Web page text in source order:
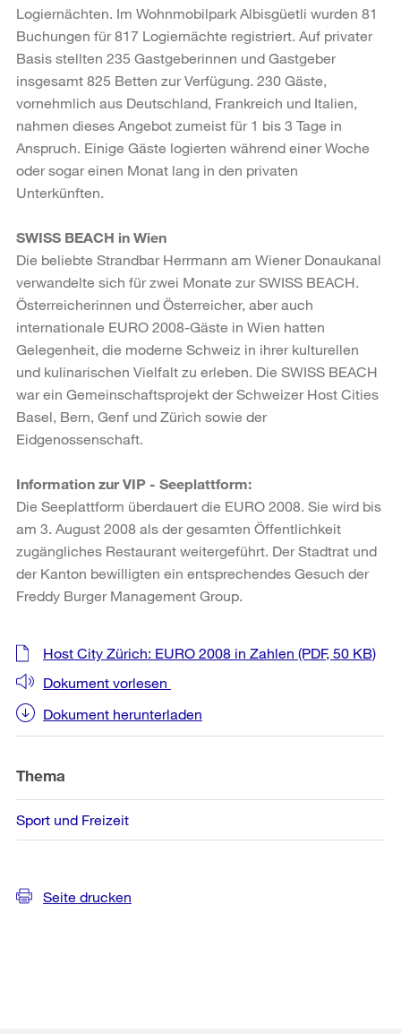
Logiernächten. Im Wohnmobilpark Albisgüetli wurden 81
Buchungen für 817 Logiernächte registriert. Auf privater
Basis stellten 235 Gastgeberinnen und Gastgeber
insgesamt 825 Betten zur Verfügung. 230 Gäste,
vornehmlich aus Deutschland, Frankreich und Italien,
nahmen dieses Angebot zumeist für 1 bis 3 Tage in
Anspruch. Einige Gäste logierten während einer Woche
oder sogar einen Monat lang in den privaten
Unterkünften.
SWISS BEACH in Wien
Die beliebte Strandbar Herrmann am Wiener Donaukanal
verwandelte sich für zwei Monate zur SWISS BEACH.
Österreicherinnen und Österreicher, aber auch
internationale EURO 2008-Gäste in Wien hatten
Gelegenheit, die moderne Schweiz in ihrer kulturellen
und kulinarischen Vielfalt zu erleben. Die SWISS BEACH
war ein Gemeinschaftsprojekt der Schweizer Host Cities
Basel, Bern, Genf und Zürich sowie der
Eidgenossenschaft.
Information zur VIP - Seeplattform:
Die Seeplattform überdauert die EURO 2008. Sie wird bis
am 3. August 2008 als der gesamten Öffentlichkeit
zugängliches Restaurant weitergeführt. Der Stadtrat und
der Kanton bewilligten ein entsprechendes Gesuch der
Freddy Burger Management Group.
Weitere
Informationen
Host City Zürich: EURO 2008 in Zahlen (PDF, 50 KB)
Dokument vorlesen
Dokument herunterladen
Thema
Sport und Freizeit
Seite drucken